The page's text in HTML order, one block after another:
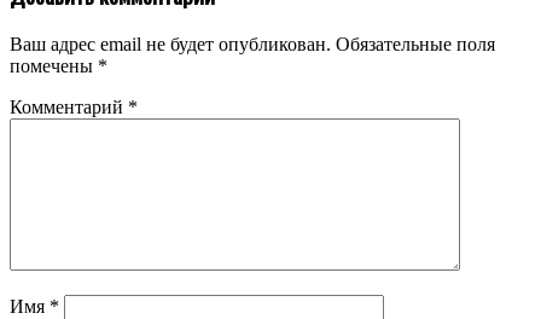
Ваш адрес email не будет опубликован. Обязательные поля
помечены *
Комментарий *
Имя *